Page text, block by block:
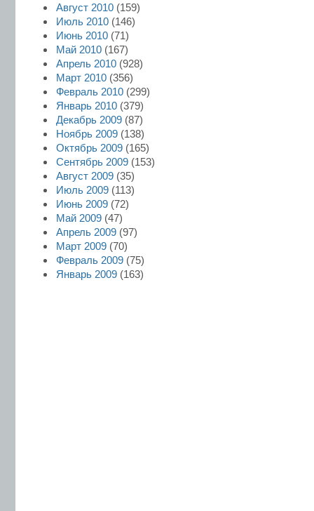
Август 2010 (159)
Июль 2010 (146)
Июнь 2010 (71)
Май 2010 (167)
Апрель 2010 (928)
Март 2010 (356)
Февраль 2010 (299)
Январь 2010 (379)
Декабрь 2009 (87)
Ноябрь 2009 (138)
Октябрь 2009 (165)
Сентябрь 2009 (153)
Август 2009 (35)
Июль 2009 (113)
Июнь 2009 (72)
Май 2009 (47)
Апрель 2009 (97)
Март 2009 (70)
Февраль 2009 (75)
Январь 2009 (163)